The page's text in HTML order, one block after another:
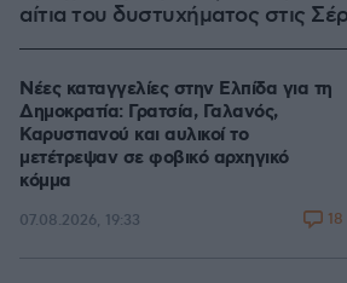
αίτια του δυστυχήματος στις
Νέες καταγγελίες στην Ελπίδα για τη
Δημοκρατία: Γρατσία, Γαλανός,
Καρυστιανού και αυλικοί το
μετέτρεψαν σε φοβικό αρχηγικό
κόμμα
07.08.2026, 19:33 18